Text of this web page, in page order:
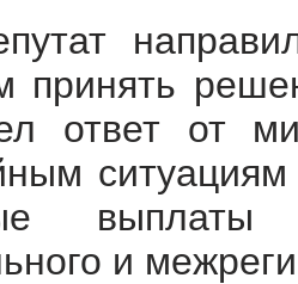
принять
ответ от
и